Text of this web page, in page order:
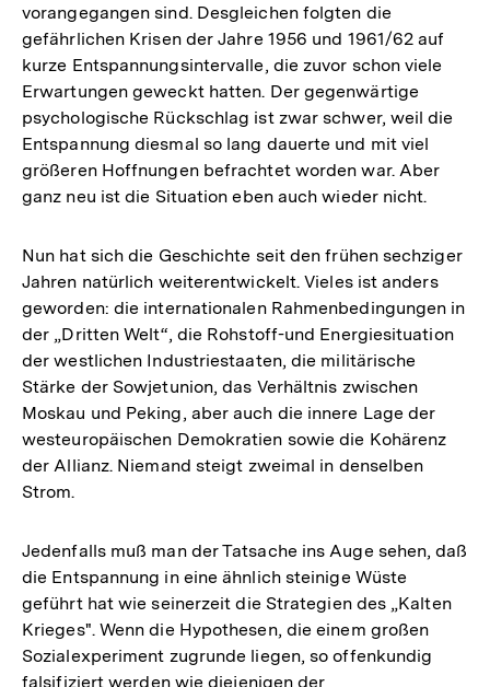
vorangegangen sind. Desgleichen folgten die
gefährlichen Krisen der Jahre 1956 und 1961/62 auf
kurze Entspannungsintervalle, die zuvor schon viele
Erwartungen geweckt hatten. Der gegenwärtige
psychologische Rückschlag ist zwar schwer, weil die
Entspannung diesmal so lang dauerte und mit viel
größeren Hoffnungen befrachtet worden war. Aber
ganz neu ist die Situation eben auch wieder nicht.
Nun hat sich die Geschichte seit den frühen sechziger
Jahren natürlich weiterentwickelt. Vieles ist anders
geworden: die internationalen Rahmenbedingungen in
der „Dritten Welt“, die Rohstoff-und Energiesituation
der westlichen Industriestaaten, die militärische
Stärke der Sowjetunion, das Verhältnis zwischen
Moskau und Peking, aber auch die innere Lage der
westeuropäischen Demokratien sowie die Kohärenz
der Allianz. Niemand steigt zweimal in denselben
Strom.
Jedenfalls muß man der Tatsache ins Auge sehen, daß
die Entspannung in eine ähnlich steinige Wüste
geführt hat wie seinerzeit die Strategien des „Kalten
Krieges". Wenn die Hypothesen, die einem großen
Sozialexperiment zugrunde liegen, so offenkundig
falsifiziert werden wie diejenigen der